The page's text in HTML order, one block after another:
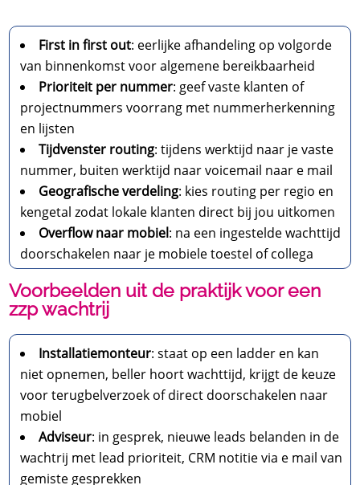
First in first out: eerlijke afhandeling op volgorde
van binnenkomst voor algemene bereikbaarheid
Prioriteit per nummer: geef vaste klanten of
projectnummers voorrang met nummerherkenning
en lijsten
Tijdvenster routing: tijdens werktijd naar je vaste
nummer, buiten werktijd naar voicemail naar e mail
Geografische verdeling: kies routing per regio en
kengetal zodat lokale klanten direct bij jou uitkomen
Overflow naar mobiel: na een ingestelde wachttijd
doorschakelen naar je mobiele toestel of collega
Voorbeelden uit de praktijk voor een
zzp wachtrij
Installatiemonteur: staat op een ladder en kan
niet opnemen, beller hoort wachttijd, krijgt de keuze
voor terugbelverzoek of direct doorschakelen naar
mobiel
Adviseur: in gesprek, nieuwe leads belanden in de
wachtrij met lead prioriteit, CRM notitie via e mail van
gemiste gesprekken